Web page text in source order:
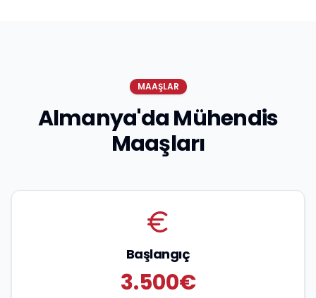
MAAŞLAR
Almanya'da Mühendis
Maaşları
Başlangıç
3.500€